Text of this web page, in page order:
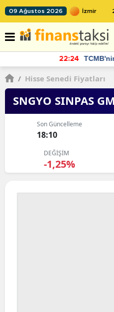
09 Ağustos 2026
TCMB'nin
/ Hisse Senedi Fiyatları
SNGYO SINPAS
Son Güncelleme
18:10
DEĞİŞİM
-1,25%